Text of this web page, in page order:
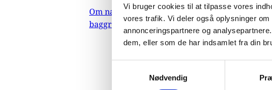
Vi bruger cookies til at tilpasse vores
vores trafik. Vi deler også oplysninger
annonceringspartnere og
dem, eller som de har indsamlet fra din
Nødvendig
Om nævnets
baggrundsmateriale
27.01.2016 Bilag
Omhandler
sikkerhedsmæssige
Download